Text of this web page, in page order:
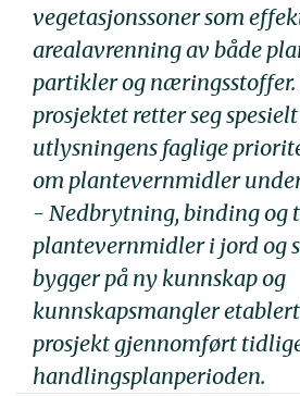
vegetasjonssoner som
arealavrenning av både
partikler og næringsstoffer.
prosjektet retter seg
utlysningens faglige
om plantevernmidler
- Nedbrytning, binding og
plantevernmidler i jord og
bygger på ny kunnskap og
kunnskapsmangler
prosjekt gjennomført
handlingsplanperioden.